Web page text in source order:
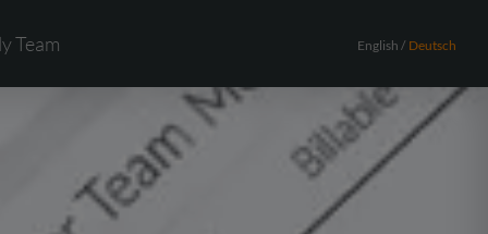
Team English Deutsch